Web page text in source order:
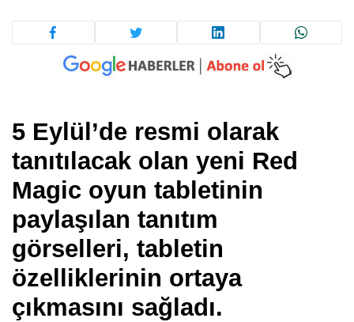
5 Eylül’de resmi olarak
tanıtılacak olan yeni Red
Magic oyun tabletinin
paylaşılan tanıtım
görselleri, tabletin
özelliklerinin ortaya
çıkmasını sağladı.